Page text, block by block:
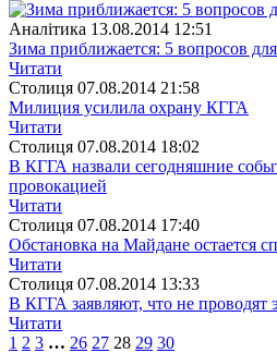
Аналітика 13.08.2014 12:51
Зима приближается: 5 вопросов
Читати
Столиця 07.08.2014 21:58
Милиция усилила охрану КГГА
Читати
Столиця 07.08.2014 18:02
В КГГА назвали сегодняшние
провокацией
Читати
Столиця 07.08.2014 17:40
Обстановка на Майдане остается
Читати
Столиця 07.08.2014 13:33
В КГГА заявляют, что не проводят
Читати
1 2 3 … 26 27 28 29 30